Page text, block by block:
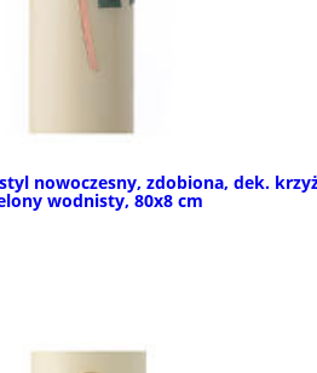
nowoczesny, zdobiona, dek.
wodnisty, 80x8 cm